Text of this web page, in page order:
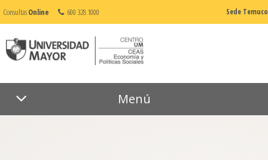
ConsultasOnline 600 328 1000 Sede Temuco
Menú